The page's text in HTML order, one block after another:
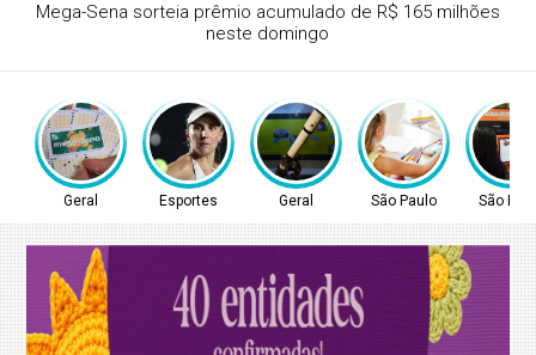
Tenista Bia Haddad anuncia pausa na carreira neste
segundo semestre
Geral Esportes Geral São Paulo São